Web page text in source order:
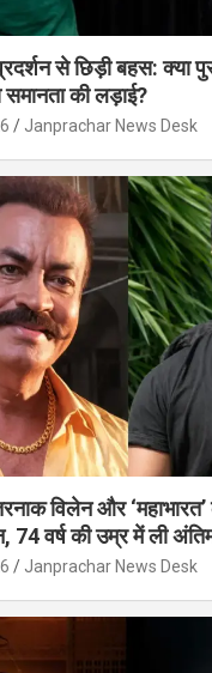
से छिड़ी बहस: क्या
समानता की लड़ाई?
Janprachar News Desk
विलेन और ‘महाभारत’
74 वर्ष की उम्र में ली
Janprachar News Desk